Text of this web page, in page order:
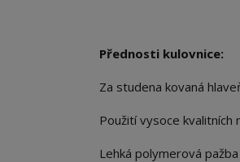
Přednosti kulovnice:
Za studena kovaná
Použití vysoce kvalitních
Lehká polymerová